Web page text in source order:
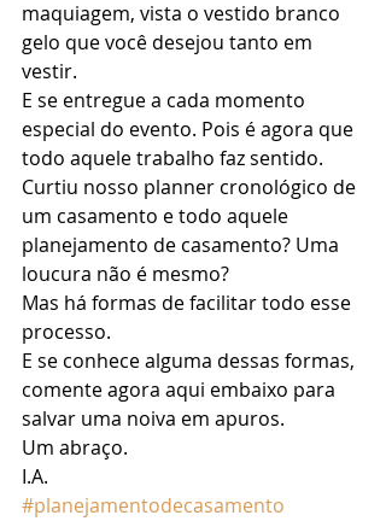
maquiagem, vista o vestido branco
gelo que você desejou tanto em
vestir.
E se entregue a cada momento
especial do evento. Pois é agora que
todo aquele trabalho faz sentido.
Curtiu nosso planner cronológico de
um casamento e todo aquele
planejamento de casamento? Uma
loucura não é mesmo?
Mas há formas de facilitar todo esse
processo.
E se conhece alguma dessas formas,
comente agora aqui embaixo para
salvar uma noiva em apuros.
Um abraço.
I.A.
#planejamentodecasamento